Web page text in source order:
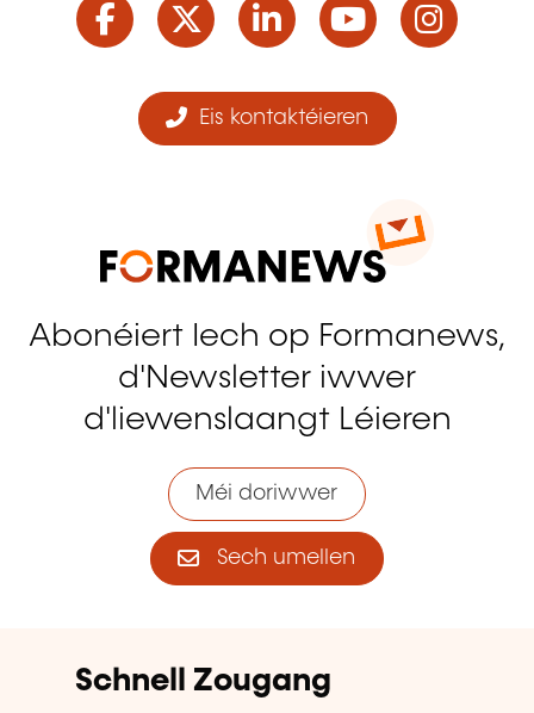
Eis kontaktéieren
Abonéiert Iech op Formanews,
d'Newsletter iwwer
d'liewenslaangt Léieren
Méi doriwwer
Sech umellen
Schnell Zougang